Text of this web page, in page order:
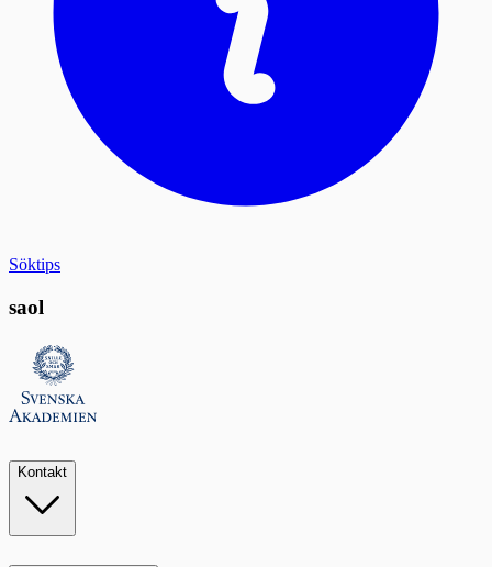
Söktips
saol
Kontakt